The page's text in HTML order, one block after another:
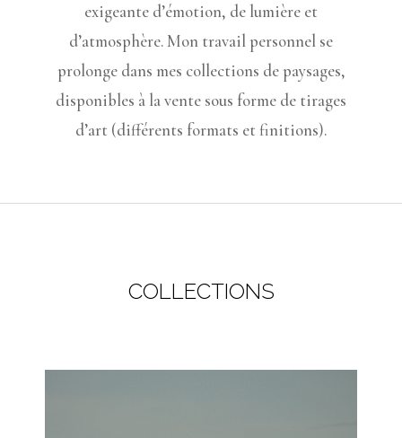
exigeante d’émotion, de lumière et
d’atmosphère. Mon travail personnel se
prolonge dans mes collections de paysages,
disponibles à la vente sous forme de tirages
d’art (différents formats et finitions).
COLLECTIONS